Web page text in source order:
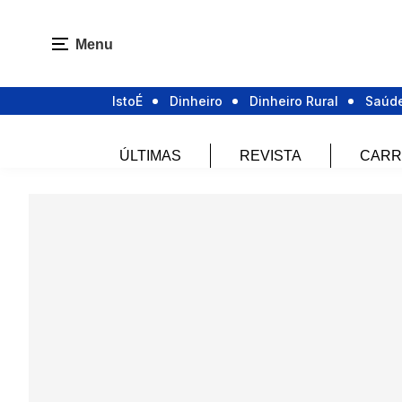
Menu
IstoÉ Dinheiro Dinheiro Rural
ÚLTIMAS REVISTA